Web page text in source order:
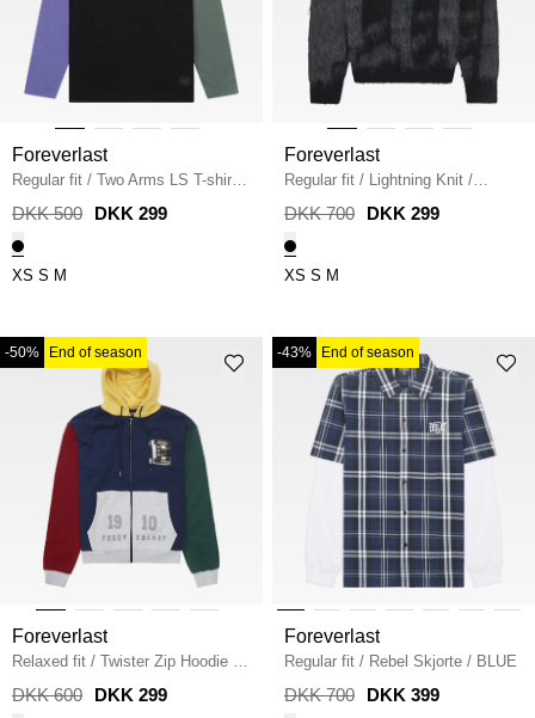
Foreverlast
Regular fit / Two Arms LS T-shirt /
BLACK BEAUTY
DKK 500 DKK 299
XS S M
Foreverlast
Regular fit / Lightning Knit /
BLACK BEAUTY
DKK 700 DKK 299
XS S M
-50% End of season
Foreverlast
Relaxed fit / Twister Zip Hoodie /
GREY MELANGE
DKK 600 DKK 299
-43% End of season
Foreverlast
Regular fit / Rebel Skjorte / BLUE
DKK 700 DKK 399